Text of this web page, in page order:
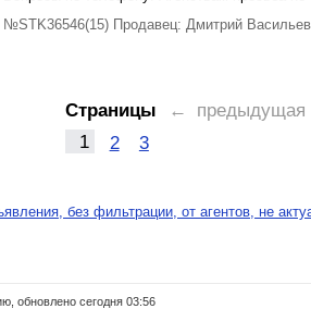
№STK36546(15) Продавец: Дмитрий
Страницы
← предыдущая
1
2 3
без фильтрации, от агентов, не
обновлено сегодня 03:56